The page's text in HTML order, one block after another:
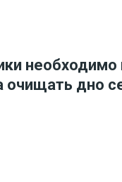
необходимо
очищать дно